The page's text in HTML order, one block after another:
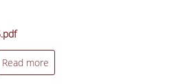
ΣΠΟΥΔΩΝ & ΔΗΛΩΣΕΙΣ
Read more